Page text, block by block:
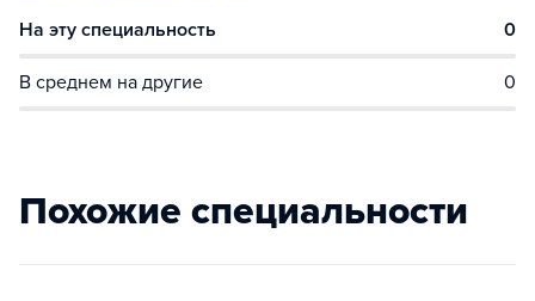
На эту специальность 0
В среднем на другие 0
Похожие специальности